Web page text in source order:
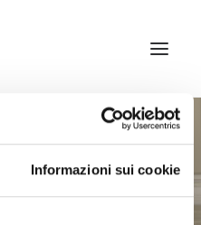
Informazioni sui cookie